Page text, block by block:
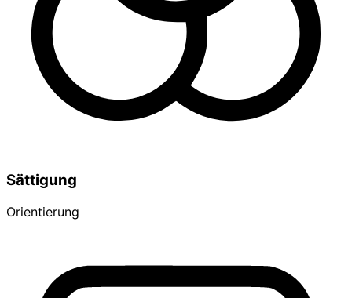
Sättigung
Orientierung